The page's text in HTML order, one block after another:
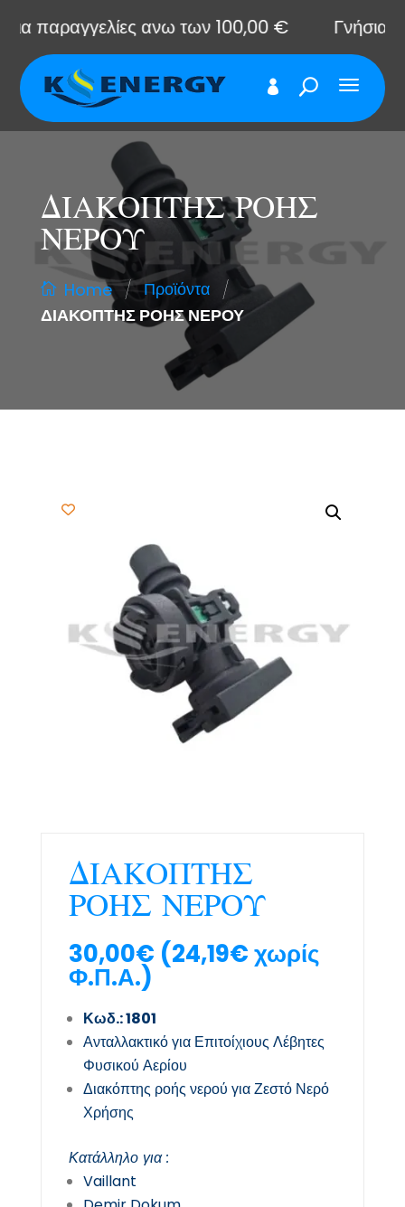
παραγγελίες ανω των 100,00 € Γνήσια
ΔΙΑΚΟΠΤΗΣ ΡΟΗΣ
ΝΕΡΟΥ
Home / Προϊόντα /
ΔΙΑΚΟΠΤΗΣ ΡΟΗΣ ΝΕΡΟΥ
ΔΙΑΚΟΠΤΗΣ
ΡΟΗΣ ΝΕΡΟΥ
30,00€ (24,19€χωρίς
Φ.Π.Α.)
Κωδ.: 1801
Ανταλλακτικό για Επιτοίχιους Λέβητες
Φυσικού Αερίου
Διακόπτης ροής νερού για Ζεστό Νερό
Χρήσης
Κατάλληλο για :
Vaillant